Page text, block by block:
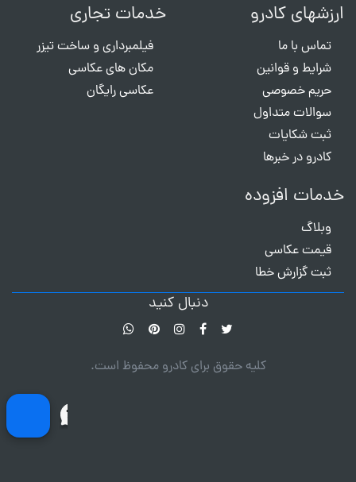
ارزشهای کادرو
تماس با ما
شرایط و قوانین
حریم خصوصی
سوالات متداول
ثبت شکایات
کادرو در خبرها
خدمات تجاری
فیلمبرداری و ساخت تیزر
مکان های عکاسی
عکاسی رایگان
خدمات افزوده
وبلاگ
قیمت عکاسی
ثبت گزارش خطا
دنبال کنید
کلیه حقوق برای کادرو محفوظ است.